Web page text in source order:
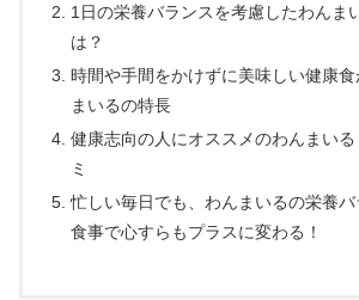
1日の栄養バランスを考慮したわんま
は？
時間や手間をかけずに美味しい健康
まいるの特長
健康志向の人にオススメのわんまい
ミ
忙しい毎日でも、わんまいるの栄養
食事で心すらもプラスに変わる！